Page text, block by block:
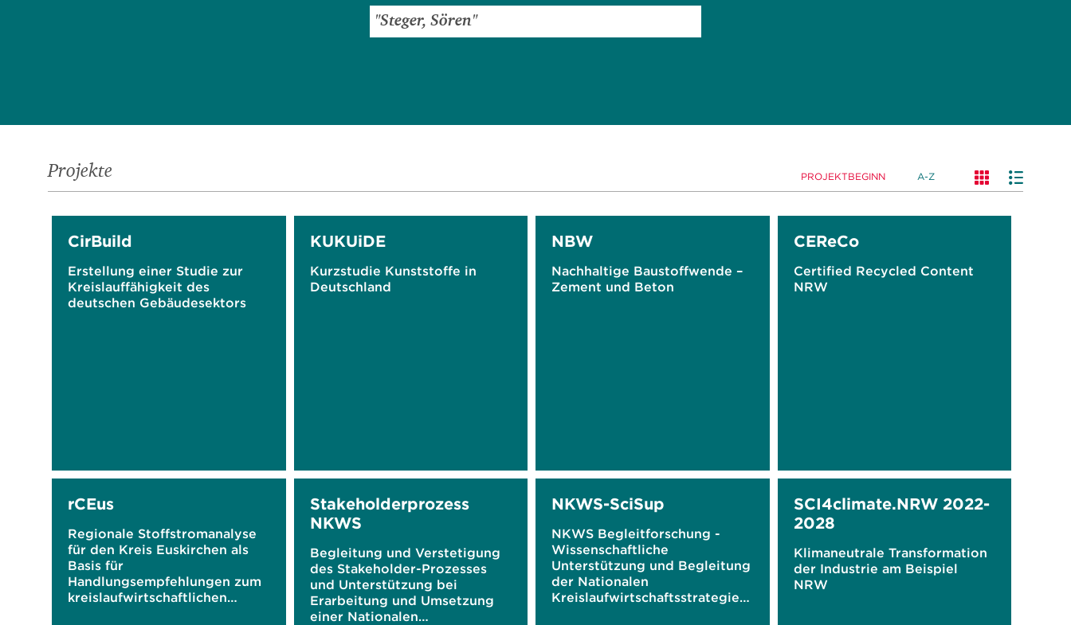
Projekte PROJEKTBEGINN A-Z
CirBuild
Erstellung einer Studie zur
Kreislauffähigkeit des
deutschen Gebäudesektors
KUKUiDE
Kurzstudie Kunststoffe in
Deutschland
NBW
Nachhaltige Baustoffwende –
Zement und Beton
CEReCo
Certified Recycled Content
NRW
rCEus
Regionale Stoffstromanalyse
für den Kreis Euskirchen als
Basis für
Handlungsempfehlungen zum
kreislaufwirtschaftlichen
Stakeholderprozess
NKWS
Begleitung und Verstetigung
des Stakeholder-Prozesses
und Unterstützung bei
Erarbeitung und Umsetzung
einer Nationalen
NKWS-SciSup
NKWS Begleitforschung -
Wissenschaftliche
Unterstützung und Begleitung
der Nationalen
Kreislaufwirtschaftsstrategie
SCI4climate.NRW 2022-
2028
Klimaneutrale Transformation
der Industrie am Beispiel
NRW